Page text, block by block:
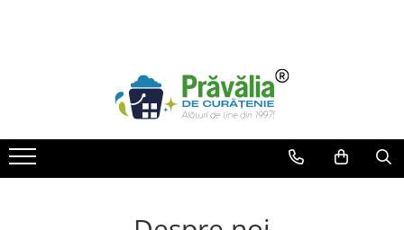
Degresanti si Suprafete
Bureti vase
Solutii parchet pardoseli
Solutii gresie faianta
Solutii Multisuprafete
Solutii geamuri
Parfum rufe
Solutii scos pete
Curatat suprafete baie
Odorizante baie
Igienizare Vas Toaleta
Parfumuri Galimard
Flor de Maio
Curatenie Pardoseli si Suprafete
Igienă animale